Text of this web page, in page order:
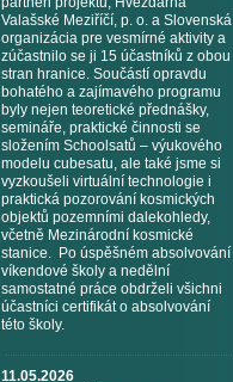
Valašské Meziříčí, p. o. a Slovenská
organizácia pre vesmírné aktivity a
zúčastnilo se ji 15 účastníků z obou
stran hranice. Součástí opravdu
bohatého a zajímavého programu
byly nejen teoretické přednášky,
semináře, praktické činnosti se
složením Schoolsatů – výukového
modelu cubesatu, ale také jsme si
vyzkoušeli virtuální technologie i
praktická pozorování kosmických
objektů pozemními dalekohledy,
včetně Mezinárodní kosmické
stanice. Po úspěšném absolvování
víkendové školy a nedělní
samostatné práce obdrželi všichni
účastníci certifikát o absolvování
této školy.
11.05.2026